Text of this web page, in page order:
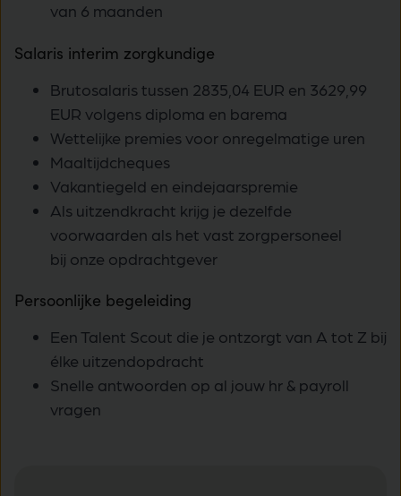
van 6 maanden
Salaris interim zorgkundige
Brutosalaris tussen 2835,04 EUR en 3629,99
EUR volgens diploma en barema
Wettelijke premies voor onregelmatige uren
Maaltijdcheques
Vakantiegeld en eindejaarspremie
Als uitzendkracht krijg je dezelfde
voorwaarden als het vast zorgpersoneel
bij onze opdrachtgever
Persoonlijke begeleiding
Een Talent Scout die je ontzorgt van A tot Z bij
élke uitzendopdracht
Snelle antwoorden op al jouw hr & payroll
vragen